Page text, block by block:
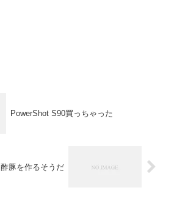
PowerShot S90買っちゃった
酢豚を作るそうだ